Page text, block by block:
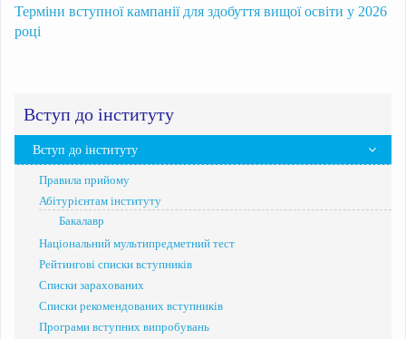
Терміни вступної кампанії для здобуття вищої освіти у 2026
році
Вступ до інституту
Вступ до інституту
Правила прийому
Абітурієнтам інституту
Бакалавр
Національний мультипредметний тест
Рейтингові списки вступників
Списки зарахованих
Списки рекомендованих вступників
Програми вступних випробувань